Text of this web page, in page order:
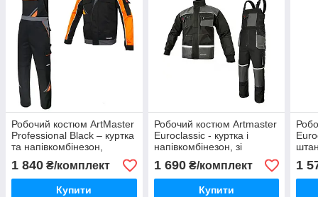
Робочий костюм ArtMaster
Professional Black – куртка
та напівкомбінезон,
посилений чоловічий
спецодяг, зносостійкий
робочий одяг,
1 840 ₴/комплект
Купити
Робочий костюм Artmaster
Euroclassic - куртка і
напівкомбінезон, зі
світловідбиваючими
елементами, міцна
робоча форма, чоловічий
1 690₴/комплект
Купити
для
1